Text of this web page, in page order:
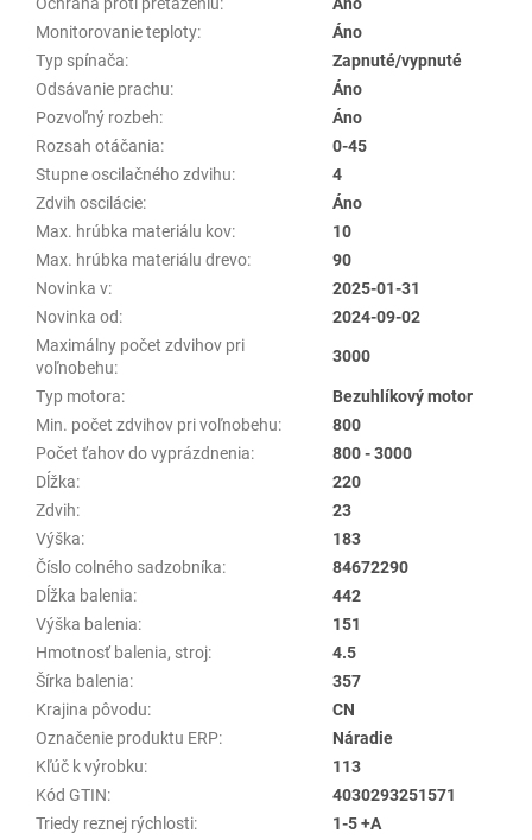
Monitorovanie teploty:
Áno
Typ spínača:
Zapnuté/vypnuté
Odsávanie prachu:
Áno
Pozvoľný rozbeh:
Áno
Rozsah otáčania:
0-45
Stupne oscilačného zdvihu:
4
Zdvih oscilácie:
Áno
Max. hrúbka materiálu kov:
10
Max. hrúbka materiálu drevo:
90
Novinka v:
2025-01-31
Novinka od:
2024-09-02
Maximálny počet zdvihov pri
voľnobehu:
3000
Typ motora:
Bezuhlíkový motor
Min. počet zdvihov pri voľnobehu:
800
Počet ťahov do vyprázdnenia:
800 - 3000
Dĺžka:
220
Zdvih:
23
Výška:
183
Číslo colného sadzobníka:
84672290
Dĺžka balenia:
442
Výška balenia:
151
Hmotnosť balenia, stroj:
4.5
Šírka balenia:
357
Krajina pôvodu:
CN
Označenie produktu ERP:
Náradie
Kľúč k výrobku:
113
Kód GTIN:
4030293251571
Triedy reznej rýchlosti:
1-5 +A